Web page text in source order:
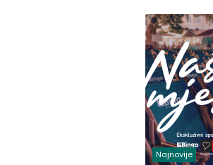
Zvornika
Najnovije